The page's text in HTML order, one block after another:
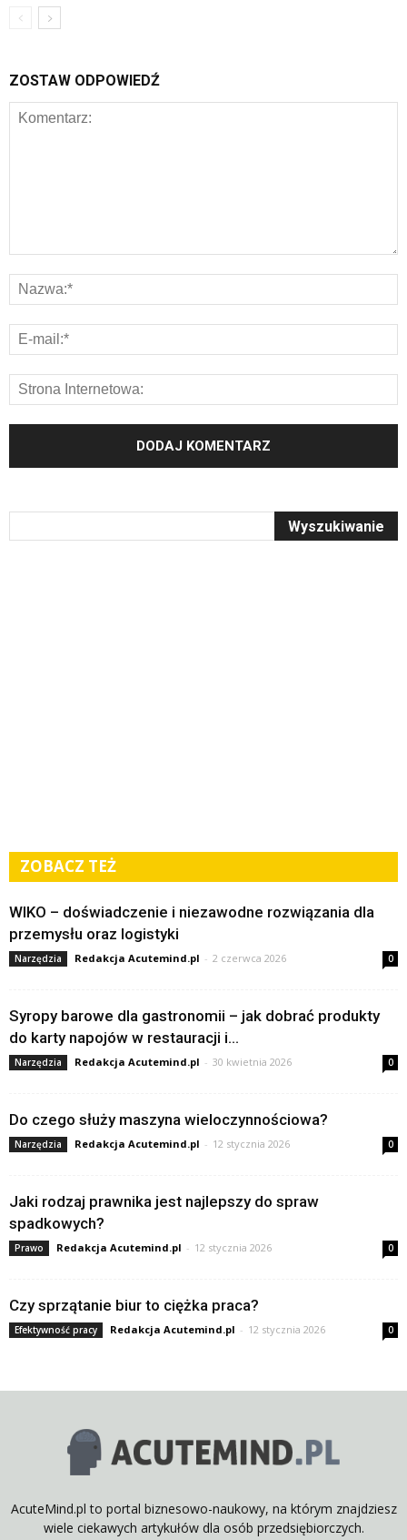
ZOSTAW ODPOWIEDŹ
ZOBACZ TEŻ
WIKO – doświadczenie i niezawodne rozwiązania dla
przemysłu oraz logistyki
Narzędzia Redakcja Acutemind.pl - 2 czerwca 2026 0
Syropy barowe dla gastronomii – jak dobrać produkty
do karty napojów w restauracji i...
Narzędzia Redakcja Acutemind.pl - 30 kwietnia 2026 0
Do czego służy maszyna wieloczynnościowa?
Narzędzia Redakcja Acutemind.pl - 12 stycznia 2026 0
Jaki rodzaj prawnika jest najlepszy do spraw
spadkowych?
Prawo Redakcja Acutemind.pl - 12 stycznia 2026 0
Czy sprzątanie biur to ciężka praca?
Efektywność pracy Redakcja Acutemind.pl - 12 stycznia 2026 0
AcuteMind.pl to portal biznesowo-naukowy, na którym znajdziesz
wiele ciekawych artykułów dla osób przedsiębiorczych.